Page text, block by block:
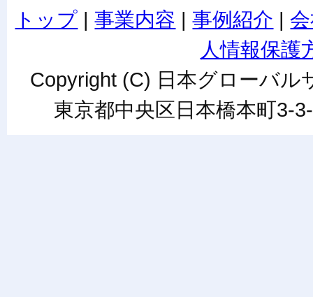
トップ |事業内容 |事例紹介 |
人情報保護
Copyright (C) 日本グローバル
東京都中央区日本橋本町3-